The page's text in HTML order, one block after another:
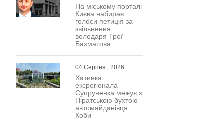
На міському порталі
Києва набирає
голоси петиція за
звільнення
володаря Трої
Бахматова
04 Серпня , 2026
Хатинка
ексрегіонала
Супруненка межує з
Піратською бухтою
автомайданівця
Коби